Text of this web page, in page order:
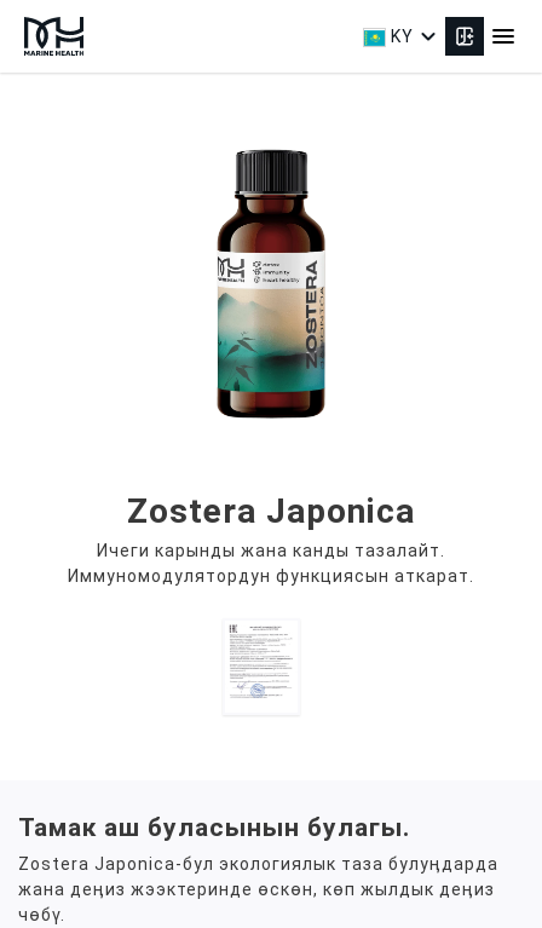
KY expand_more menu
Zostera Japonica
Ичеги карынды жана канды тазалайт.
Иммуномодулятордун функциясын аткарат.
Тамак аш буласынын булагы.
Zostera Japonica-бул экологиялык таза булуӊдарда
жана деӊиз жээктеринде өскөн, көп жылдык деӊиз
чөбү.